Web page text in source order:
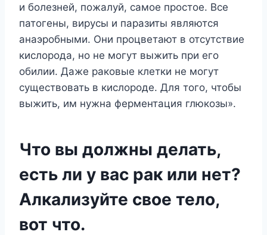
и болезней, пожалуй, самое простое. Все
патогены, вирусы и паразиты являются
анаэробными. Они процветают в отсутствие
кислорода, но не могут выжить при его
обилии. Даже раковые клетки не могут
существовать в кислороде. Для того, чтобы
выжить, им нужна ферментация глюкозы».
Что вы должны делать,
есть ли у вас рак или нет?
Алкализуйте свое тело,
вот что.